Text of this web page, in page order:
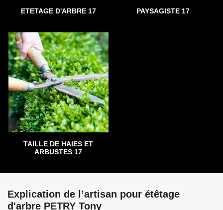
ETETAGE D'ARBRE 17 PAYSAGISTE 17
TAILLE DE HAIES ET
ARBUSTES 17
Explication de l’artisan pour étêtage
d'arbre PETRY Tony